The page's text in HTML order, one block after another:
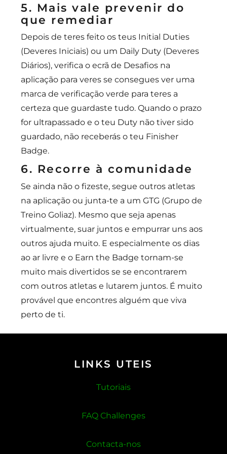
5. Mais vale prevenir do
que remediar
Depois de teres feito os teus Initial Duties
(Deveres Iniciais) ou um Daily Duty (Deveres
Diários), verifica o ecrã de Desafios na
aplicação para veres se consegues ver uma
marca de verificação verde para teres a
certeza que guardaste tudo. Quando o prazo
for ultrapassado e o teu Duty não tiver sido
guardado, não receberás o teu Finisher
Badge.
6. Recorre à comunidade
Se ainda não o fizeste, segue outros atletas
na aplicação ou junta-te a um GTG (Grupo de
Treino Goliaz). Mesmo que seja apenas
virtualmente, suar juntos e empurrar uns aos
outros ajuda muito. E especialmente os dias
ao ar livre e o Earn the Badge tornam-se
muito mais divertidos se se encontrarem
com outros atletas e lutarem juntos. É muito
provável que encontres alguém que viva
perto de ti.
LINKS UTEIS
Tutoriais
FAQ Challenges
Contacta-nos